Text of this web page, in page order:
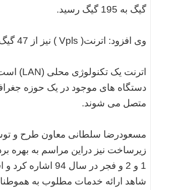
گیگ به 195 گیگ رسید.
وی افزود: اترنت( Vpls ) نیز از 47 گیگ با رشدی پنج برابری به 275 گیگ رسید.
دستگاه های موجود در یک حوزه
متصل می شوند.
مسعودرضا سلطانی معاون طرح و
1 و 2 و فجر در
شاهد ارائه خدمات مطلوب به